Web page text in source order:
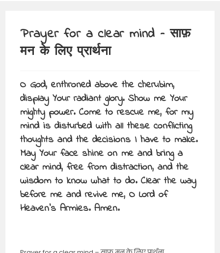
Prayer for a clear mind – साफ़
मन के लिए प्रार्थना
O God, enthroned above the cherubim,
display Your radiant glory. Show me Your
mighty power. Come to rescue me, for my
mind is disturbed with all these conflicting
thoughts and the decisions I have to make.
May Your face shine on me and bring a
clear mind, free from distraction, and the
wisdom to know what to do. Clear the way
before me and revive me, O Lord of
Heaven’s Armies. Amen.